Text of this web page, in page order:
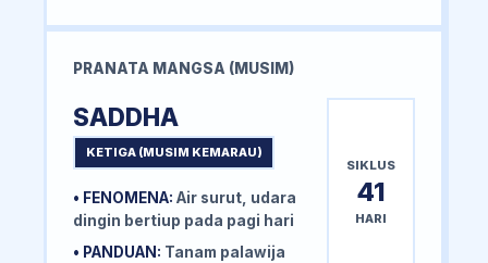
PRANATA MANGSA (MUSIM)
SADDHA
KETIGA (MUSIM KEMARAU)
• FENOMENA: Air surut, udara
dingin bertiup pada pagi hari
• PANDUAN: Tanam palawija
SIKLUS
41
HARI